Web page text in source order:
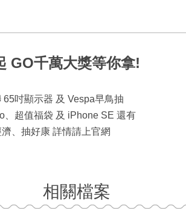
GO千萬大獎等你拿!
吋顯示器 及 Vespa早鳥抽
、超值福袋 及 iPhone SE 還有
、抽好康 詳情請上官網
相關檔案